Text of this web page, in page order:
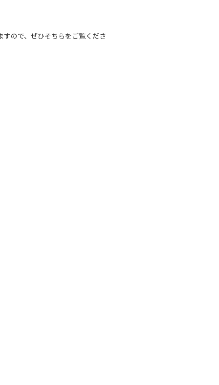
ので、ぜひそちらをご覧くださ